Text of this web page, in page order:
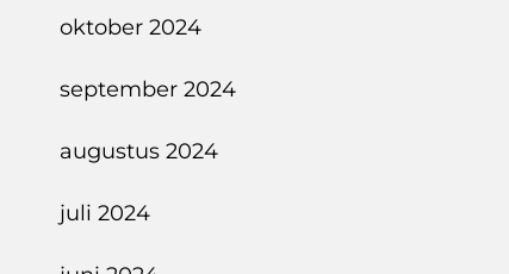
oktober 2024
september 2024
augustus 2024
juli 2024